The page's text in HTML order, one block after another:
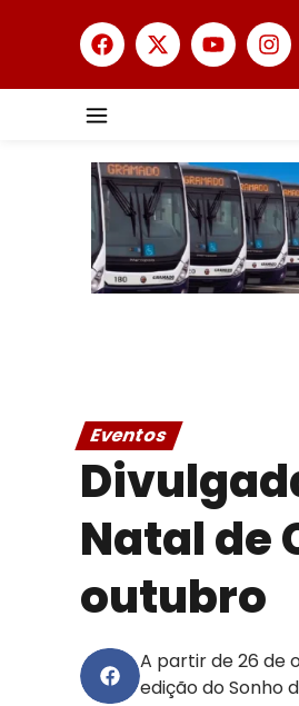
Eventos
Natal de
outubro
A partir de 26 de
edição do Sonho